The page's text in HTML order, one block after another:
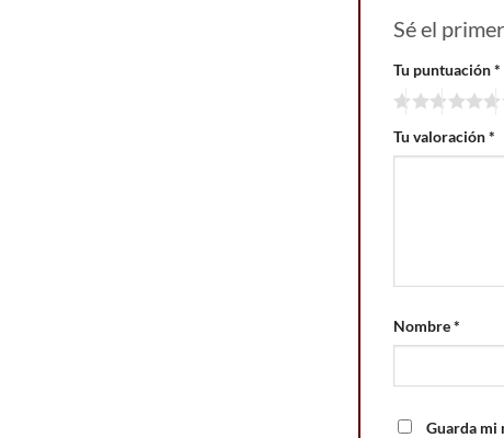
Sé el
Tu puntuación*
Tu valoración*
Nombre*
Guarda mi